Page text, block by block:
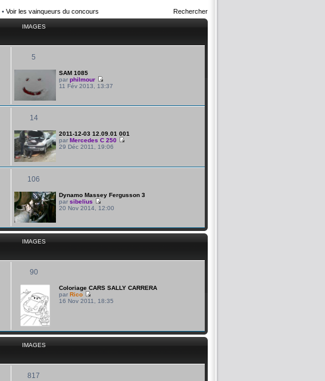
• Voir les vainqueurs du concours Rechercher
IMAGES
5
SAM 1085
par philmour
11 Fév 2013, 13:37
14
2011-12-03 12.09.01 001
par Mercedes C 250
29 Déc 2011, 19:06
106
Dynamo Massey Fergusson 3
par sibelius
20 Nov 2014, 12:00
IMAGES
90
Coloriage CARS SALLY CARRERA
par Rico
16 Nov 2011, 18:35
IMAGES
817